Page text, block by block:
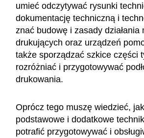
umieć odczytywać rysunki
dokumentację techniczną i
znać budowę i zasady działania
drukujących oraz urządzeń
także sporządzać szkice części
rozróżniać i przygotowywać
drukowania.
Oprócz tego muszę wiedzieć,
podstawowe i dodatkowe
potrafić przygotowywać i